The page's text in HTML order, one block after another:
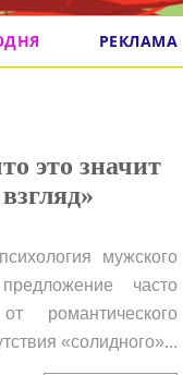
РЕКЛАМА
это значит
мужского
часто
романтического
«солидного»...